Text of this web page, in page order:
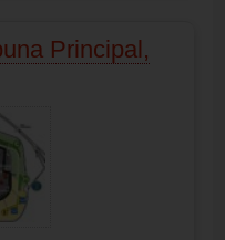
Principal,